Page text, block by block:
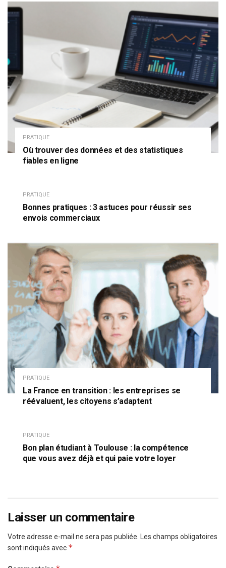
PRATIQUE
Où trouver des données et des statistiques
fiables en ligne
PRATIQUE
Bonnes pratiques : 3 astuces pour réussir ses
envois commerciaux
PRATIQUE
La France en transition : les entreprises se
réévaluent, les citoyens s’adaptent
PRATIQUE
Bon plan étudiant à Toulouse : la compétence
que vous avez déjà et qui paie votre loyer
Laisser un commentaire
Votre adresse e-mail ne sera pas publiée.
Les champs obligatoires
sont indiqués avec *